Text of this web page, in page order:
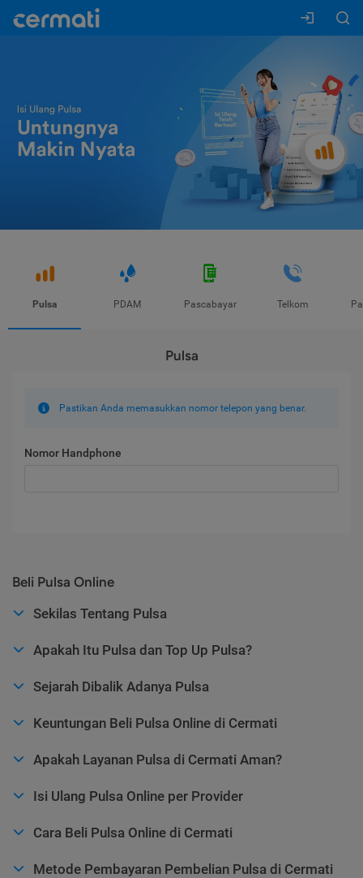
Pulsa PDAM Pascabayar Telkom
Pulsa
Pastikan Anda memasukkan nomor telepon yang benar.
Nomor Handphone
Beli Pulsa Online
Sekilas Tentang Pulsa
Apakah Itu Pulsa dan Top Up Pulsa?
Sejarah Dibalik Adanya Pulsa
Keuntungan Beli Pulsa Online di Cermati
Apakah Layanan Pulsa di Cermati Aman?
Isi Ulang Pulsa Online per Provider
Cara Beli Pulsa Online di Cermati
Metode Pembayaran Pembelian Pulsa di Cermati